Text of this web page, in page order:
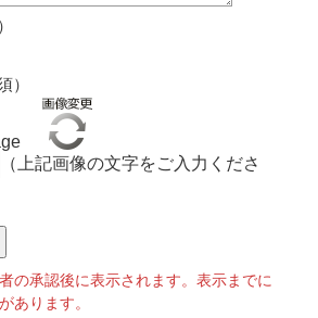
）
（上記画像の文字をご入力くださ
の承認後に表示されます。表示までに
あります。